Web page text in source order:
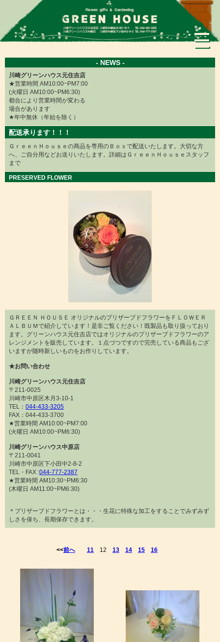
- NEWS -
川崎グリーンハウス元住吉店
★営業時間 AM10:00~PM7:00
(火曜日 AM10:00~PM6:30)
都合により営業時間が変わる
場合があります
★年中無休（年始を除く）
配送承ります！！！
ＧｒｅｅｎＨｏｕｓｅの商品を専用のＢｏｘで配送いたします。大切な方
へ、ご自分用などお送りいたします。詳細はＧｒｅｅｎＨｏｕｓｅスタッフ
まで
PRESERVED FLOWER
ＧＲＥＥＮ ＨＯＵＳＥ オリジナルのプリザーブドフラワーをＦＬＯＷＥＲ
ＡＬＢＵＭで紹介しています！是非ご覧ください！既製品も取り扱っており
ます。グリーンハウス元住吉店ではオリジナルのプリザーブドフラワーのア
レンジメントを販売しています。１点づつですので完売している商品もござ
いますが随時新しいものをお作りしています。
★お問い合わせ
川崎グリーンハウス元住吉店
〒211-0025
川崎市中原区木月3-10-1
TEL： 044-433-3205
FAX：044-433-3700
★営業時間 AM10:00~PM7:00
(火曜日 AM10:00~PM6:30)
川崎グリーンハウス中原店
〒211-0041
川崎市中原区下小田中2-8-2
TEL・FAX :044-777-2387
★営業時間 AM10:30~PM6:30
(木曜日 AM11:00~PM6:30)
＊プリザーブドフラワーとは・・・生花に特殊な加工をすることでみずみず
しさを保ち、長期保存できます。
<<前へ 1112 13 14 15 16